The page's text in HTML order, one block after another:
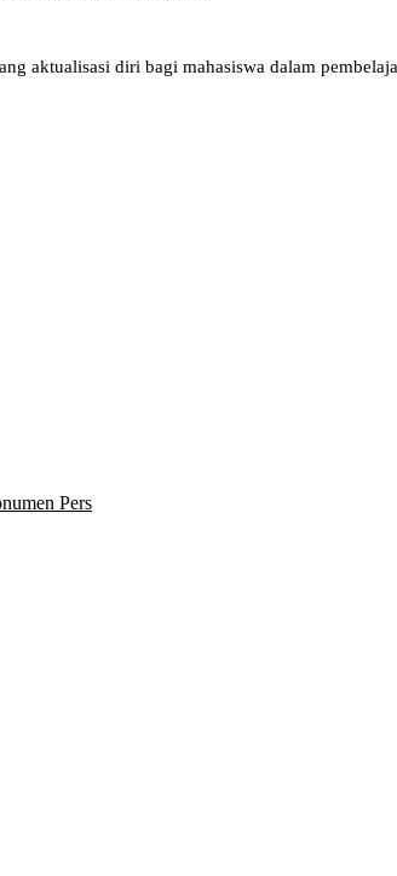
aktualisasi diri bagi mahasiswa dalam
Pers